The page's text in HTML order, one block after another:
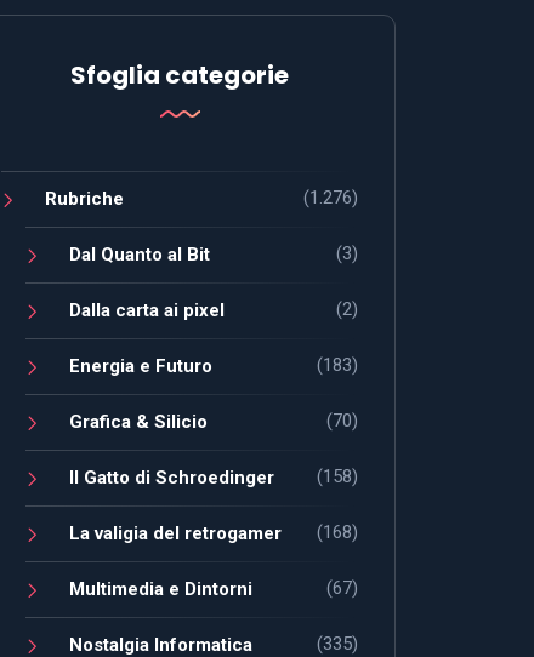
Sfoglia categorie
Rubriche (1.276)
Dal Quanto al Bit (3)
Dalla carta ai pixel (2)
Energia e Futuro (183)
Grafica & Silicio (70)
Il Gatto di Schroedinger (158)
La valigia del retrogamer (168)
Multimedia e Dintorni (67)
Nostalgia Informatica (335)